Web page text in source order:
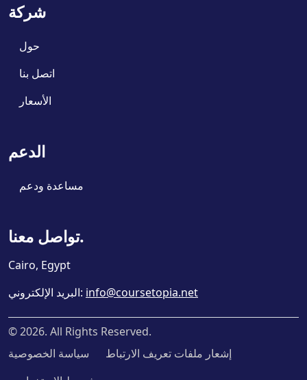
شركة
حول
اتصل بنا
الأسعار
الدعم
مساعدة ودعم
تواصل معنا.
Cairo, Egypt
البريد الإلكتروني: info@coursetopia.net
©2026. All Rights Reserved.
سياسة الخصوصية
إشعار ملفات تعريف الارتباط